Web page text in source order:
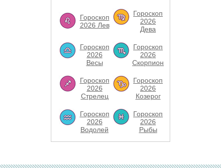
Гороскоп
2026 Лев
Гороскоп
2026
Дева
Гороскоп
2026
Весы
Гороскоп
2026
Скорпион
Гороскоп
2026
Стрелец
Гороскоп
2026
Козерог
Гороскоп
2026
Водолей
Гороскоп
2026
Рыбы